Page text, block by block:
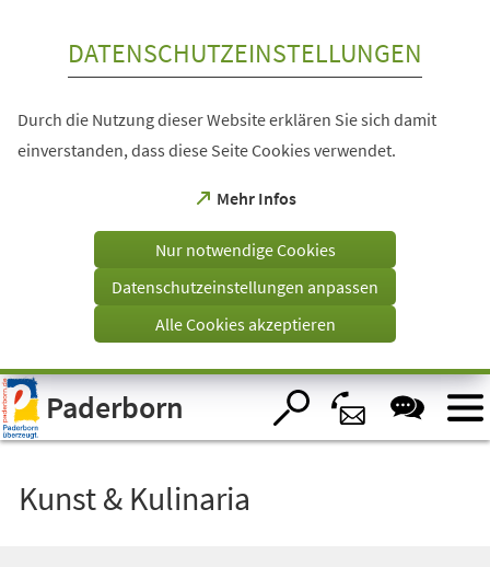
Visuelle
Assistenzsoftware
öffnen.
DATENSCHUTZEINSTELLUNGEN
Durch die Nutzung dieser Website erklären Sie sich damit
einverstanden, dass diese Seite Cookies verwendet.
Mehr Infos
(Öffnet
einem
Tab)
Nur notwendige Cookies
Datenschutzeinstellungen anpassen
Alle Cookies akzeptieren
Paderborn
Kunst & Kulinaria